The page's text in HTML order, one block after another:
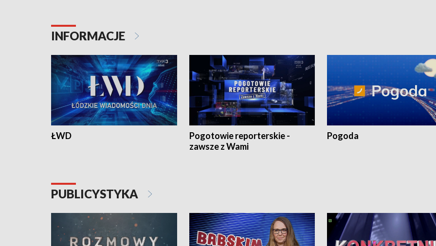
INFORMACJE
ŁWD
Pogotowie reporterskie -
zawsze z Wami
Pogoda
PUBLICYSTYKA